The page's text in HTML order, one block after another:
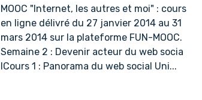
MOOC "Internet, les autres et moi" : cours
en ligne délivré du 27 janvier 2014 au 31
mars 2014 sur la plateforme FUN-MOOC.
Semaine 2 : Devenir acteur du web socia
lCours 1 : Panorama du web social Uni...